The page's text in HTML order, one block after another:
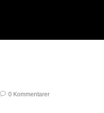
0 Kommentarer